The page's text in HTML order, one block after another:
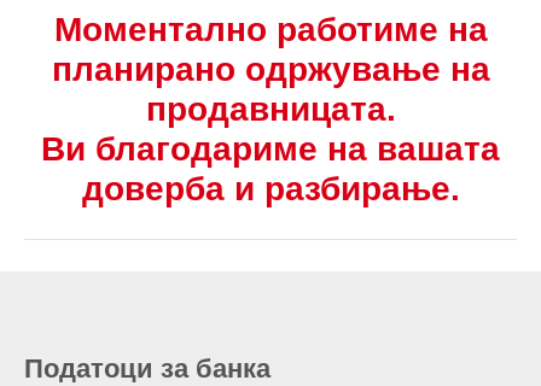
Моментално работиме на
планирано одржување на
продавницата.
Ви благодариме на вашата
доверба и разбирање.
Податоци за банка